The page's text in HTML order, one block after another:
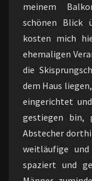
meinem
schönen Blick
kosten mich
ehemaligen
die
dem Haus
eingerichtet
gestiegen bin,
Abstecher
weitläufige
spaziert und